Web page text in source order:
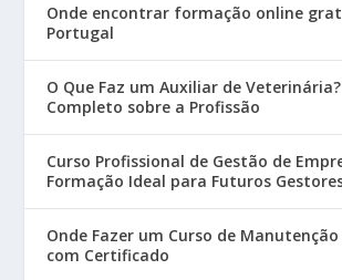
Onde encontrar formação online
Portugal
O Que Faz um Auxiliar de
Completo sobre a Profissão
Curso Profissional de Gestão de
Formação Ideal para Futuros
Onde Fazer um Curso de
com Certificado